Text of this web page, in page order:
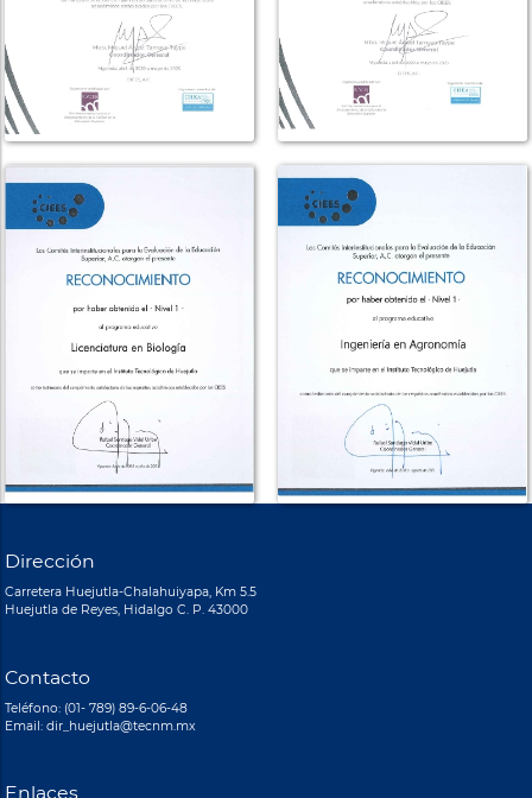
Dirección
Carretera Huejutla-Chalahuiyapa, Km 5.5
Huejutla de Reyes, Hidalgo C. P. 43000
Contacto
Teléfono: (01- 789) 89-6-06-48
Email: dir_huejutla@tecnm.mx
Enlaces